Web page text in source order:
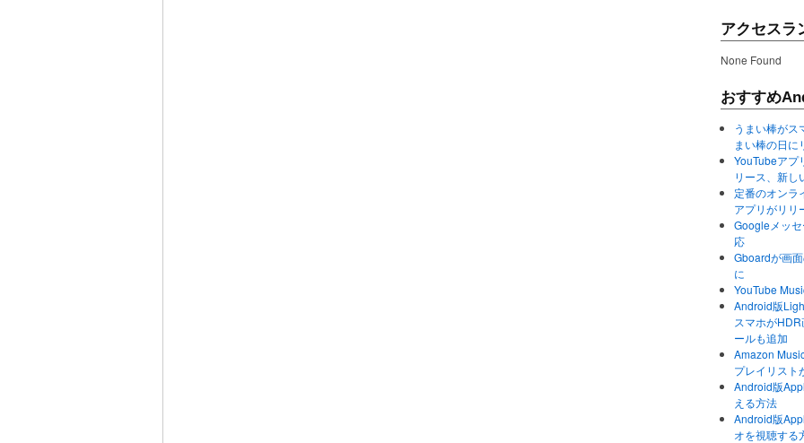
アクセスラ
None Found
おすすめ
うまい棒がス
まい棒の日に
YouTubeアプ
リース、新し
定番のオンラ
アプリがリリ
Googleメッ
応
Gboardが画
に
YouTube
Android版
スマホが
ールも追加
Amazon
プレイリスト
Android版
える方法
Android版
オを視聴する